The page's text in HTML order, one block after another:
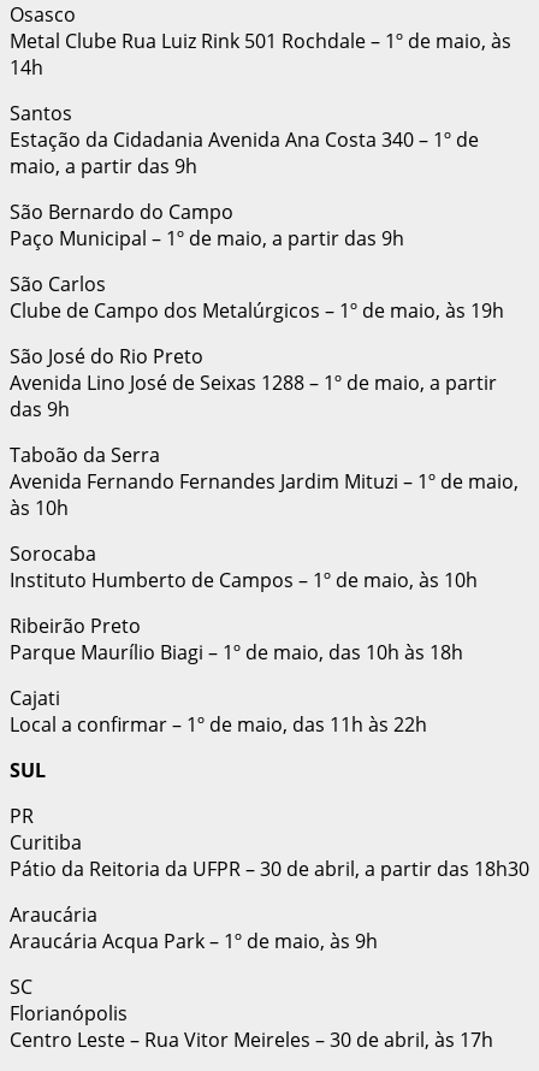
Osasco
Metal Clube Rua Luiz Rink 501 Rochdale – 1º de maio, às
14h
Santos
Estação da Cidadania Avenida Ana Costa 340 – 1º de
maio, a partir das 9h
São Bernardo do Campo
Paço Municipal – 1º de maio, a partir das 9h
São Carlos
Clube de Campo dos Metalúrgicos – 1º de maio, às 19h
São José do Rio Preto
Avenida Lino José de Seixas 1288 – 1º de maio, a partir
das 9h
Taboão da Serra
Avenida Fernando Fernandes Jardim Mituzi – 1º de maio,
às 10h
Sorocaba
Instituto Humberto de Campos – 1º de maio, às 10h
Ribeirão Preto
Parque Maurílio Biagi – 1º de maio, das 10h às 18h
Cajati
Local a confirmar – 1º de maio, das 11h às 22h
SUL
PR
Curitiba
Pátio da Reitoria da UFPR – 30 de abril, a partir das 18h30
Araucária
Araucária Acqua Park – 1º de maio, às 9h
SC
Florianópolis
Centro Leste – Rua Vitor Meireles – 30 de abril, às 17h